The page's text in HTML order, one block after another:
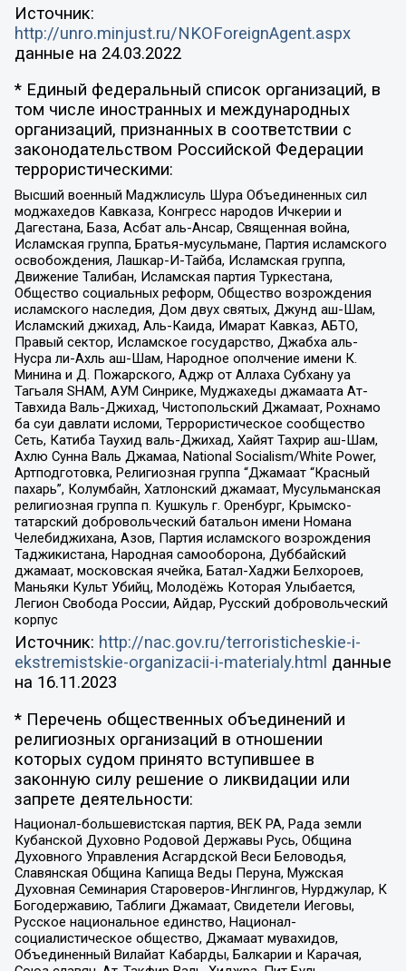
Источник:
http://unro.minjust.ru/NKOForeignAgent.aspx
данные на 24.03.2022
* Единый федеральный список организаций, в
том числе иностранных и международных
организаций, признанных в соответствии с
законодательством Российской Федерации
террористическими:
Высший военный Маджлисуль Шура Объединенных сил
моджахедов Кавказа, Конгресс народов Ичкерии и
Дагестана, База, Асбат аль-Ансар, Священная война,
Исламская группа, Братья-мусульмане, Партия исламского
освобождения, Лашкар-И-Тайба, Исламская группа,
Движение Талибан, Исламская партия Туркестана,
Общество социальных реформ, Общество возрождения
исламского наследия, Дом двух святых, Джунд аш-Шам,
Исламский джихад, Аль-Каида, Имарат Кавказ, АБТО,
Правый сектор, Исламское государство, Джабха аль-
Нусра ли-Ахль аш-Шам, Народное ополчение имени К.
Минина и Д. Пожарского, Аджр от Аллаха Субхану уа
Тагьаля SHAM, АУМ Синрике, Муджахеды джамаата Ат-
Тавхида Валь-Джихад, Чистопольский Джамаат, Рохнамо
ба суи давлати исломи, Террористическое сообщество
Сеть, Катиба Таухид валь-Джихад, Хайят Тахрир аш-Шам,
Ахлю Сунна Валь Джамаа, National Socialism/White Power,
Артподготовка, Религиозная группа “Джамаат “Красный
пахарь”, Колумбайн, Хатлонский джамаат, Мусульманская
религиозная группа п. Кушкуль г. Оренбург, Крымско-
татарский добровольческий батальон имени Номана
Челебиджихана, Азов, Партия исламского возрождения
Таджикистана, Народная самооборона, Дуббайский
джамаат, московская ячейка, Батал-Хаджи Белхороев,
Маньяки Культ Убийц, Молодёжь Которая Улыбается,
Легион Свобода России, Айдар, Русский добровольческий
корпус
Источник: http://nac.gov.ru/terroristicheskie-i-
ekstremistskie-organizacii-i-materialy.html данные
на 16.11.2023
* Перечень общественных объединений и
религиозных организаций в отношении
которых судом принято вступившее в
законную силу решение о ликвидации или
запрете деятельности:
Национал-большевистская партия, ВЕК РА, Рада земли
Кубанской Духовно Родовой Державы Русь, Община
Духовного Управления Асгардской Веси Беловодья,
Славянская Община Капища Веды Перуна, Мужская
Духовная Семинария Староверов-Инглингов, Нурджулар, К
Богодержавию, Таблиги Джамаат, Свидетели Иеговы,
Русское национальное единство, Национал-
социалистическое общество, Джамаат мувахидов,
Объединенный Вилайат Кабарды, Балкарии и Карачая,